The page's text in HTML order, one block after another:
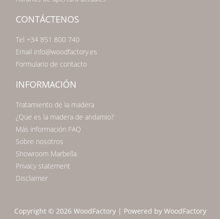
CONTÁCTENOS
Tel +34 851 800 740
Email info@woodfactory.es
Formulario de contacto
INFORMACIÓN
Tratamiento de la madera
¿Que es la madera de andamio?
Más información FAQ
Sobre nosotros
Showroom Marbella
Privacy statement
Disclaimer
Copyright © 2026 WoodFactory | Powered by WoodFactory